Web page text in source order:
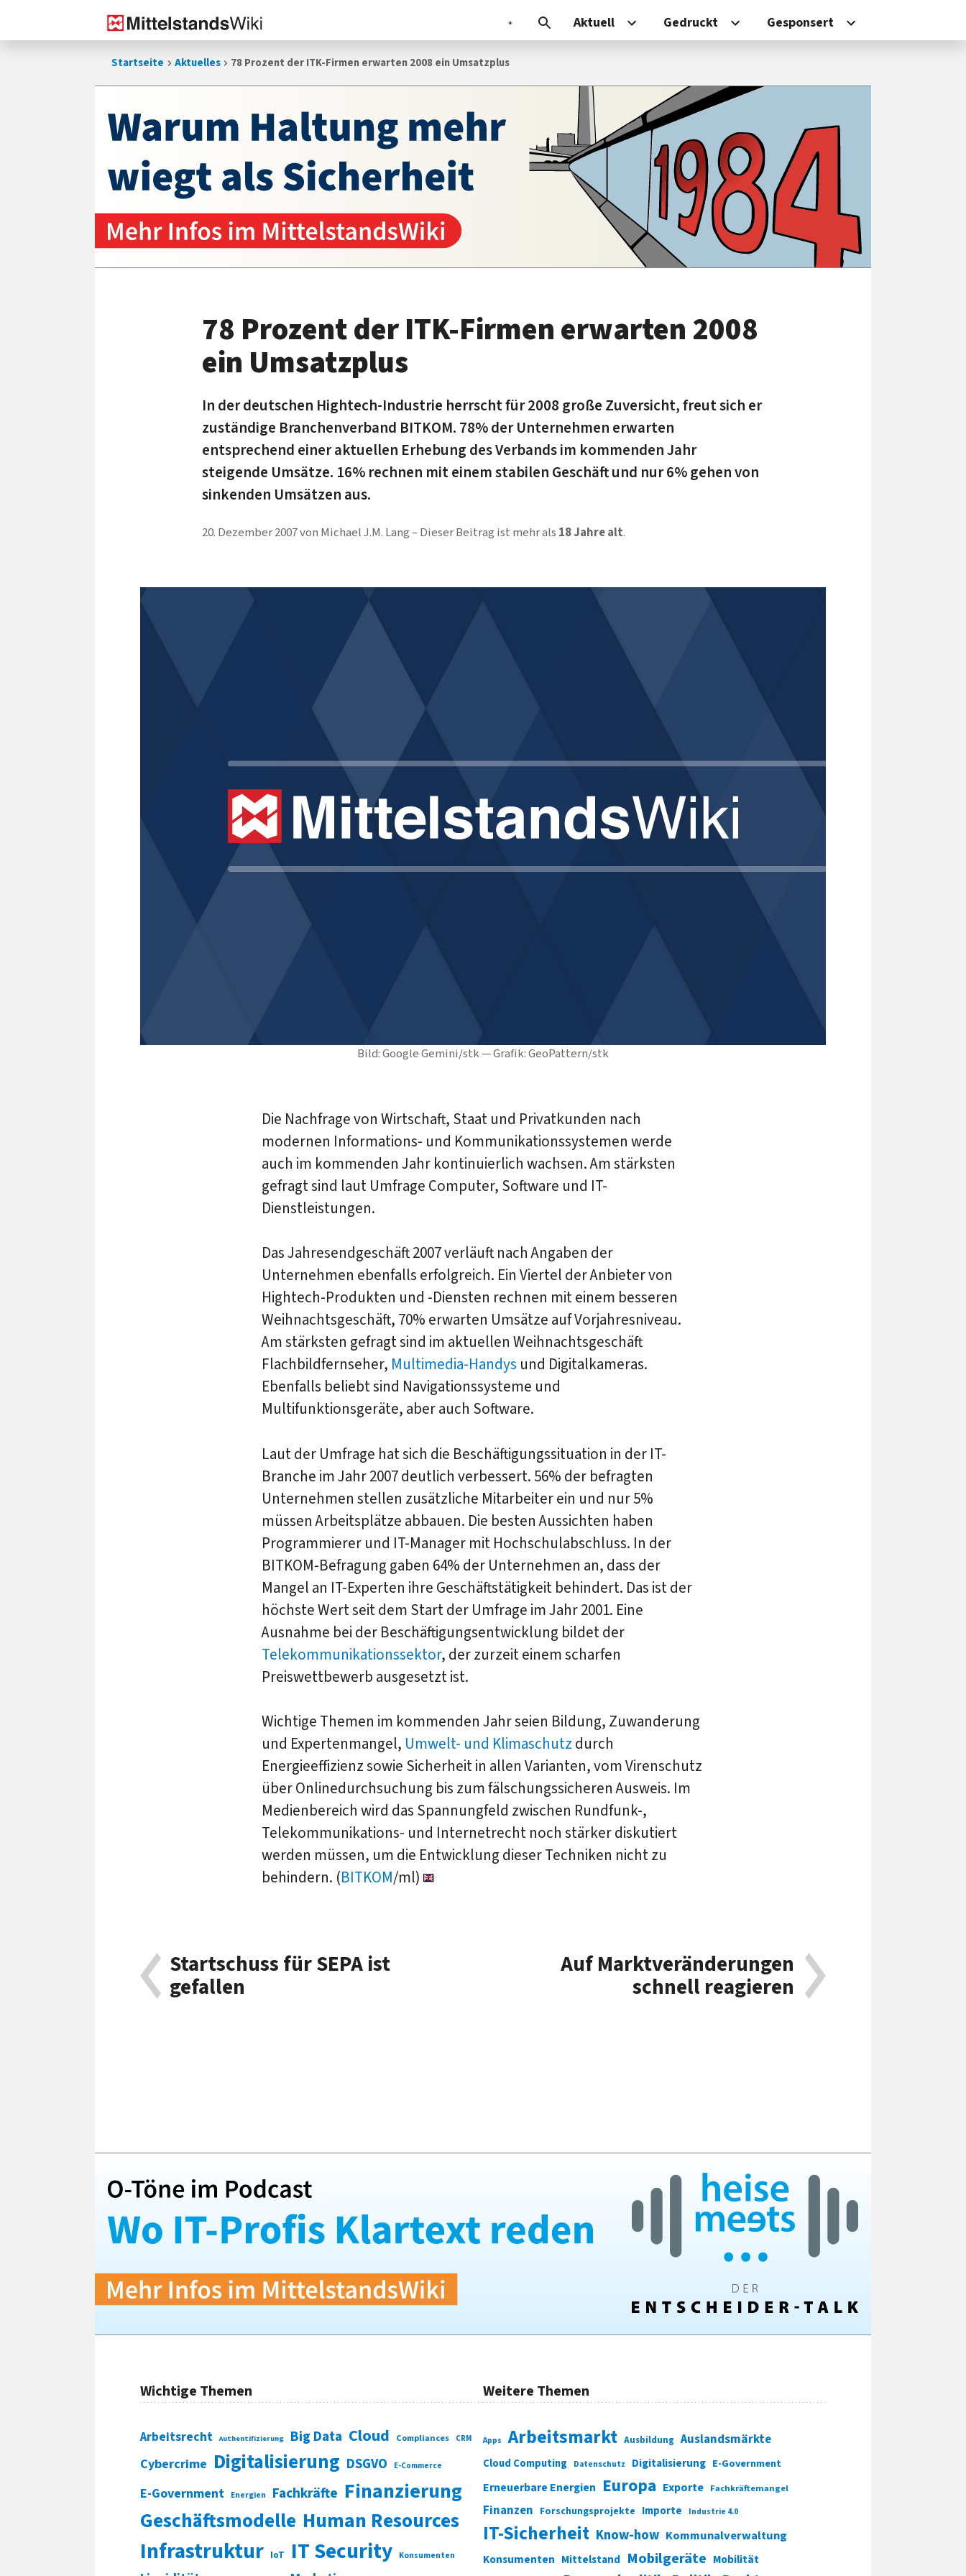
Aktuell Gedruckt Gesponsert
Startseite Aktuelles 78 Prozent der ITK-Firmen erwarten 2008 ein Umsatzplus
Bild: Google Gemini/stk — Grafik: GeoPattern/stk
78 Prozent der ITK-Firmen erwarten 2008
ein Umsatzplus
In der deutschen Hightech-Industrie herrscht für 2008 große Zuversicht, freut sich er
zuständige Branchenverband BITKOM. 78% der Unternehmen erwarten
entsprechend einer aktuellen Erhebung des Verbands im kommenden Jahr
steigende Umsätze. 16% rechnen mit einem stabilen Geschäft und nur 6% gehen von
sinkenden Umsätzen aus.
20. Dezember 2007von Michael J.M. Lang Dieser Beitrag ist mehr als 18 Jahre alt.
Die Nachfrage von Wirtschaft, Staat und Privatkunden nach
modernen Informations- und Kommunikationssystemen werde
auch im kommenden Jahr kontinuierlich wachsen. Am stärksten
gefragt sind laut Umfrage Computer, Software und IT-
Dienstleistungen.
Das Jahresendgeschäft 2007 verläuft nach Angaben der
Unternehmen ebenfalls erfolgreich. Ein Viertel der Anbieter von
Hightech-Produkten und -Diensten rechnen mit einem besseren
Weihnachtsgeschäft, 70% erwarten Umsätze auf Vorjahresniveau.
Am stärksten gefragt sind im aktuellen Weihnachtsgeschäft
Flachbildfernseher, Multimedia-Handys und Digitalkameras.
Ebenfalls beliebt sind Navigationssysteme und
Multifunktionsgeräte, aber auch Software.
Laut der Umfrage hat sich die Beschäftigungssituation in der IT-
Branche im Jahr 2007 deutlich verbessert. 56% der befragten
Unternehmen stellen zusätzliche Mitarbeiter ein und nur 5%
müssen Arbeitsplätze abbauen. Die besten Aussichten haben
Programmierer und IT-Manager mit Hochschulabschluss. In der
BITKOM-Befragung gaben 64% der Unternehmen an, dass der
Mangel an IT-Experten ihre Geschäftstätigkeit behindert. Das ist der
höchste Wert seit dem Start der Umfrage im Jahr 2001. Eine
Ausnahme bei der Beschäftigungsentwicklung bildet der
Telekommunikationssektor, der zurzeit einem scharfen
Preiswettbewerb ausgesetzt ist.
Wichtige Themen im kommenden Jahr seien Bildung, Zuwanderung
und Expertenmangel, Umwelt- und Klimaschutz durch
Energieeffizienz sowie Sicherheit in allen Varianten, vom Virenschutz
über Onlinedurchsuchung bis zum fälschungssicheren Ausweis. Im
Medienbereich wird das Spannungfeld zwischen Rundfunk-,
Telekommunikations- und Internetrecht noch stärker diskutiert
werden müssen, um die Entwicklung dieser Techniken nicht zu
behindern. (BITKOM/ml)
Startschuss für SEPA ist
gefallen
Auf Marktveränderungen
schnell reagieren
Wichtige Themen
Arbeitsrecht Authentifizierung Big Data Cloud Compliances CRM
Cybercrime Digitalisierung DSGVO E-Commerce
E-Government Energien Fachkräfte Finanzierung
Geschäftsmodelle Human Resources
Infrastruktur IoT IT Security Konsumenten
Weitere Themen
Apps Arbeitsmarkt Ausbildung Auslandsmärkte
Cloud Computing Datenschutz Digitalisierung E-Government
Erneuerbare Energien Europa Exporte Fachkräftemangel
Finanzen Forschungsprojekte Importe Industrie 4.0
IT-Sicherheit Know-how Kommunalverwaltung
Konsumenten Mittelstand Mobilgeräte Mobilität